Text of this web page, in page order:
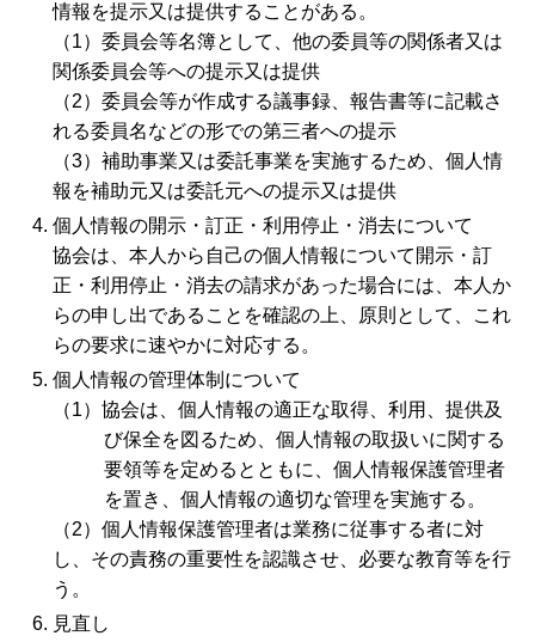
情報を提示又は提供することがある。
（1）委員会等名簿として、他の委員等の関係者又は
関係委員会等への提示又は提供
（2）委員会等が作成する議事録、報告書等に記載さ
れる委員名などの形での第三者への提示
（3）補助事業又は委託事業を実施するため、個人情
報を補助元又は委託元への提示又は提供
個人情報の開示・訂正・利用停止・消去について
協会は、本人から自己の個人情報について開示・訂
正・利用停止・消去の請求があった場合には、本人か
らの申し出であることを確認の上、原則として、これ
らの要求に速やかに対応する。
個人情報の管理体制について
（1）協会は、個人情報の適正な取得、利用、提供及
び保全を図るため、個人情報の取扱いに関する
要領等を定めるとともに、個人情報保護管理者
を置き、個人情報の適切な管理を実施する。
（2）個人情報保護管理者は業務に従事する者に対
し、その責務の重要性を認識させ、必要な教育等を行
う。
見直し